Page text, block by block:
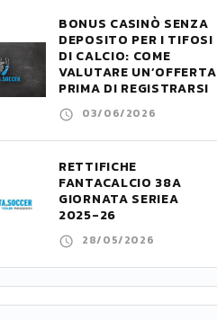
BONUS CASINÒ SENZA
DEPOSITO PER I TIFOSI
DI CALCIO: COME
VALUTARE UN’OFFERTA
PRIMA DI REGISTRARSI
03/06/2026
RETTIFICHE
FANTACALCIO 38A
GIORNATA SERIEA
2025-26
28/05/2026